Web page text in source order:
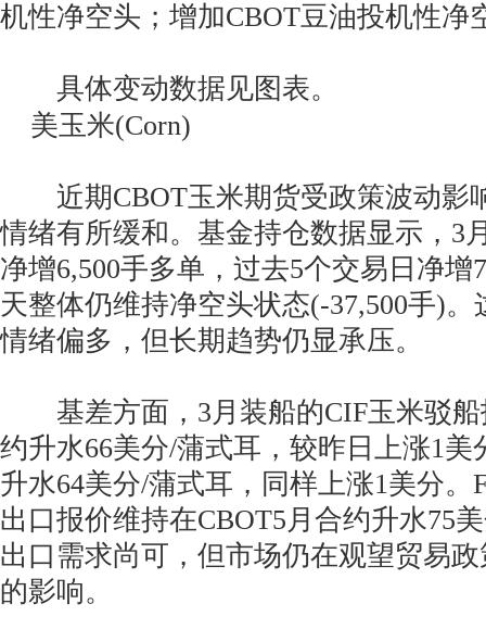
机性净空头；增加CBOT豆油投机性净
具体变动数据见图表。
美玉米(Corn)
近期CBOT玉米期货受政策波动影
情绪有所缓和。基金持仓数据显示，3
净增6,500手多单，过去5个交易日净增
天整体仍维持净空头状态(-37,500手)
情绪偏多，但长期趋势仍显承压。
基差方面，3月装船的CIF玉米驳船
约升水66美分/蒲式耳，较昨日上涨1美
升水64美分/蒲式耳，同样上涨1美分。
出口报价维持在CBOT5月合约升水75
出口需求尚可，但市场仍在观望贸易
的影响。